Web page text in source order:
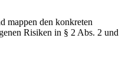
mappen den konkreten
Risiken in § 2 Abs. 2 und